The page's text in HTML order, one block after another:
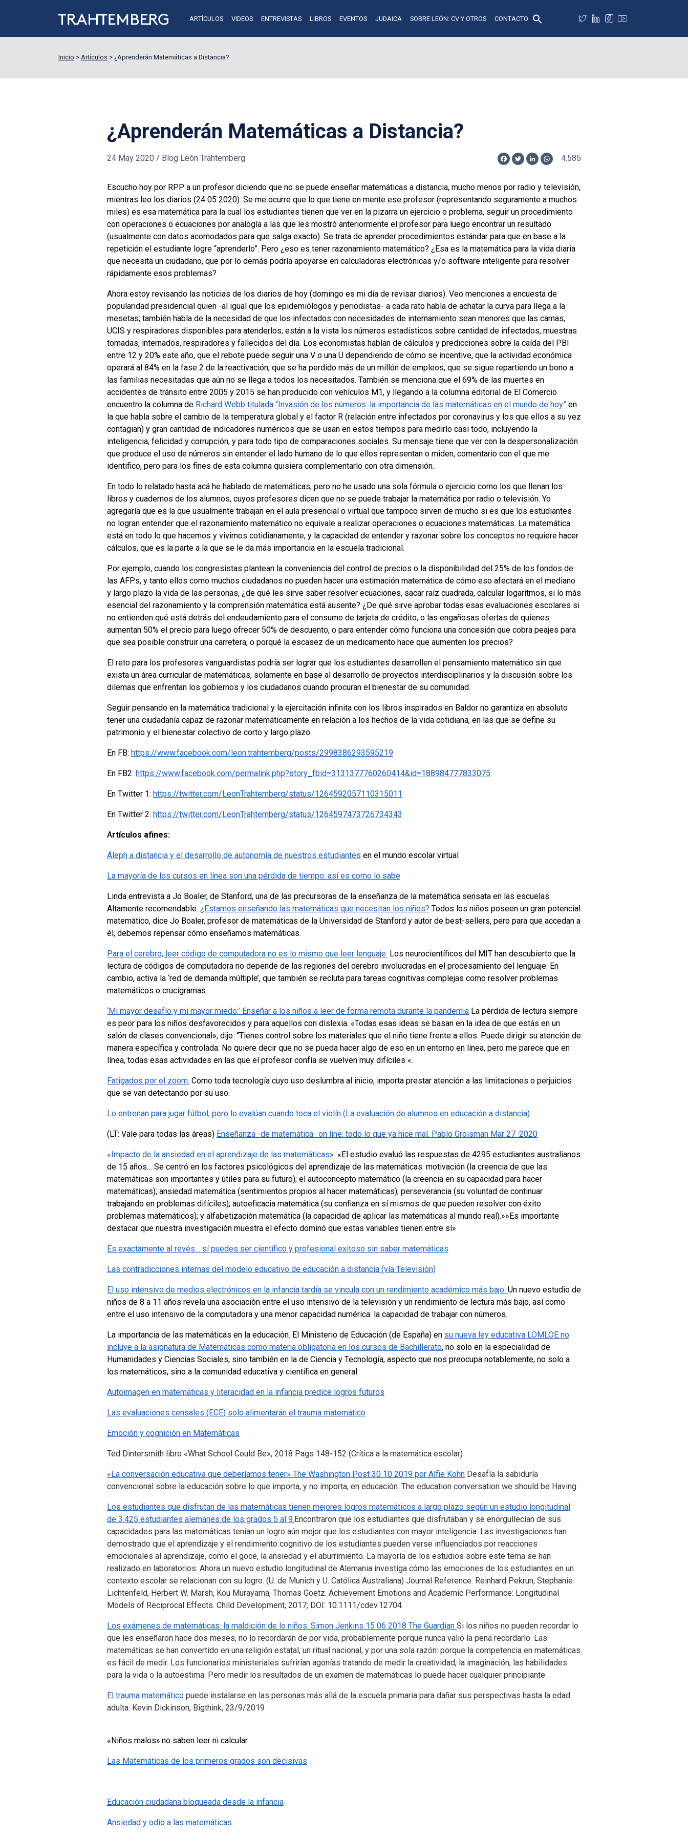
ARTÍCULOS VIDEOS ENTREVISTAS LIBROS EVENTOS JUDAICA SOBRE LEÓN: CV Y OTROS CONTACTO
Inicio > Artículos > ¿Aprenderán Matemáticas a Distancia?
¿Aprenderán Matemáticas a Distancia?
24 May 2020 / Blog León Trahtemberg
Facebook
TwitterLinkedInWhatsApp
4.585
Escucho hoy por RPP a un profesor diciendo que no se puede enseñar matemáticas a distancia, mucho menos por radio y televisión,
mientras leo los diarios (24 05 2020). Se me ocurre que lo que tiene en mente ese profesor (representando seguramente a muchos
miles) es esa matemática para la cual los estudiantes tienen que ver en la pizarra un ejercicio o problema, seguir un procedimiento
con operaciones o ecuaciones por analogía a las que les mostró anteriormente el profesor para luego encontrar un resultado
(usualmente con datos acomodados para que salga exacto). Se trata de aprender procedimientos estándar para que en base a la
repetición el estudiante logre “aprenderlo”. Pero ¿eso es tener razonamiento matemático? ¿Esa es la matemática para la vida diaria
que necesita un ciudadano, que por lo demás podría apoyarse en calculadoras electrónicas y/o software inteligente para resolver
rápidamente esos problemas?
Ahora estoy revisando las noticias de los diarios de hoy (domingo es mi día de revisar diarios). Veo menciones a encuesta de
popularidad presidencial quien -al igual que los epidemiólogos y periodistas- a cada rato habla de achatar la curva para llega a la
mesetas; también habla de la necesidad de que los infectados con necesidades de internamiento sean menores que las camas,
UCIS y respiradores disponibles para atenderlos; están a la vista los números estadísticos sobre cantidad de infectados, muestras
tomadas, internados, respiradores y fallecidos del día. Los economistas hablan de cálculos y predicciones sobre la caída del PBI
entre 12 y 20% este año, que el rebote puede seguir una V o una U dependiendo de cómo se incentive, que la actividad económica
operará al 84% en la fase 2 de la reactivación, que se ha perdido más de un millón de empleos, que se sigue repartiendo un bono a
las familias necesitadas que aún no se llega a todos los necesitados. También se menciona que el 69% de las muertes en
accidentes de tránsito entre 2005 y 2015 se han producido con vehículos M1, y llegando a la columna editorial de El Comercio
encuentro la columna de Richard Webb titulada “Invasión de los números: la importancia de las matemáticas en el mundo de hoy” en
la que habla sobre el cambio de la temperatura global y el factor R (relación entre infectados por coronavirus y los que ellos a su vez
contagian) y gran cantidad de indicadores numéricos que se usan en estos tiempos para medirlo casi todo, incluyendo la
inteligencia, felicidad y corrupción, y para todo tipo de comparaciones sociales. Su mensaje tiene que ver con la despersonalización
que produce el uso de números sin entender el lado humano de lo que ellos representan o miden, comentario con el que me
identifico, pero para los fines de esta columna quisiera complementarlo con otra dimensión.
En todo lo relatado hasta acá he hablado de matemáticas, pero no he usado una sola fórmula o ejercicio como los que llenan los
libros y cuadernos de los alumnos, cuyos profesores dicen que no se puede trabajar la matemática por radio o televisión. Yo
agregaría que es la que usualmente trabajan en el aula presencial o virtual que tampoco sirven de mucho si es que los estudiantes
no logran entender que el razonamiento matemático no equivale a realizar operaciones o ecuaciones matemáticas. La matemática
está en todo lo que hacemos y vivimos cotidianamente, y la capacidad de entender y razonar sobre los conceptos no requiere hacer
cálculos, que es la parte a la que se le da más importancia en la escuela tradicional.
Por ejemplo, cuando los congresistas plantean la conveniencia del control de precios o la disponibilidad del 25% de los fondos de
las AFPs, y tanto ellos como muchos ciudadanos no pueden hacer una estimación matemática de cómo eso afectará en el mediano
y largo plazo la vida de las personas, ¿de qué les sirve saber resolver ecuaciones, sacar raíz cuadrada, calcular logaritmos, si lo más
esencial del razonamiento y la comprensión matemática está ausente? ¿De qué sirve aprobar todas esas evaluaciones escolares si
no entienden qué está detrás del endeudamiento para el consumo de tarjeta de crédito, o las engañosas ofertas de quienes
aumentan 50% el precio para luego ofrecer 50% de descuento, o para entender cómo funciona una concesión que cobra peajes para
que sea posible construir una carretera, o porqué la escasez de un medicamento hace que aumenten los precios?
El reto para los profesores vanguardistas podría ser lograr que los estudiantes desarrollen el pensamiento matemático sin que
exista un área curricular de matemáticas, solamente en base al desarrollo de proyectos interdisciplinarios y la discusión sobre los
dilemas que enfrentan los gobiernos y los ciudadanos cuando procuran el bienestar de su comunidad.
Seguir pensando en la matemática tradicional y la ejercitación infinita con los libros inspirados en Baldor no garantiza en absoluto
tener una ciudadanía capaz de razonar matemáticamente en relación a los hechos de la vida cotidiana, en las que se define su
patrimonio y el bienestar colectivo de corto y largo plazo.
En FB: https://www.facebook.com/leon.trahtemberg/posts/2998386293595219
En FB2: https://www.facebook.com/permalink.php?story_fbid=3131377760260414&id=188984777833075
En Twitter 1: https://twitter.com/LeonTrahtemberg/status/1264592057110315011
En Twitter 2: https://twitter.com/LeonTrahtemberg/status/1264597473726734343
Artículos afines:
Áleph a distancia y el desarrollo de autonomía de nuestros estudiantes en el mundo escolar virtual
La mayoría de los cursos en línea son una pérdida de tiempo: así es como lo sabe
Linda entrevista a Jo Boaler, de Stanford, una de las precursoras de la enseñanza de la matemática sensata en las escuelas.
Altamente recomendable. ¿Estamos enseñando las matemáticas que necesitan los niños? Todos los niños poseen un gran potencial
matemático, dice Jo Boaler, profesor de matemáticas de la Universidad de Stanford y autor de best-sellers, pero para que accedan a
él, debemos repensar cómo enseñamos matemáticas.
Para el cerebro, leer código de computadora no es lo mismo que leer lenguaje. Los neurocientíficos del MIT han descubierto que la
lectura de códigos de computadora no depende de las regiones del cerebro involucradas en el procesamiento del lenguaje. En
cambio, activa la ‘red de demanda múltiple’, que también se recluta para tareas cognitivas complejas como resolver problemas
matemáticos o crucigramas.
‘Mi mayor desafío y mi mayor miedo:’ Enseñar a los niños a leer de forma remota durante la pandemia La pérdida de lectura siempre
es peor para los niños desfavorecidos y para aquellos con dislexia. «Todas esas ideas se basan en la idea de que estás en un
salón de clases convencional», dijo. “Tienes control sobre los materiales que el niño tiene frente a ellos. Puede dirigir su atención de
manera específica y controlada. No quiere decir que no se pueda hacer algo de eso en un entorno en línea, pero me parece que en
línea, todas esas actividades en las que el profesor confía se vuelven muy difíciles «.
Fatigados por el zoom. Como toda tecnología cuyo uso deslumbra al inicio, importa prestar atención a las limitaciones o perjuicios
que se van detectando por su uso.
Lo entrenan para jugar fútbol, pero lo evalúan cuando toca el violín (La evaluación de alumnos en educación a distancia)
(LT: Vale para todas las áreas) Enseñanza -de matemática- on line: todo lo que ya hice mal. Pablo Groisman Mar 27 ·2020
«Impacto de la ansiedad en el aprendizaje de las matemáticas». «El estudio evaluó las respuestas de 4295 estudiantes australianos
de 15 años… Se centró en los factores psicológicos del aprendizaje de las matemáticas: motivación (la creencia de que las
matemáticas son importantes y útiles para su futuro); el autoconcepto matemático (la creencia en su capacidad para hacer
matemáticas); ansiedad matemática (sentimientos propios al hacer matemáticas); perseverancia (su voluntad de continuar
trabajando en problemas difíciles); autoeficacia matemática (su confianza en sí mismos de que pueden resolver con éxito
problemas matemáticos); y alfabetización matemática (la capacidad de aplicar las matemáticas al mundo real).»»Es importante
destacar que nuestra investigación muestra el efecto dominó que estas variables tienen entre sí»
Es exactamente al revés… sí puedes ser científico y profesional exitoso sin saber matemáticas
Las contradicciones internas del modelo educativo de educación a distancia (vía Televisión)
El uso intensivo de medios electrónicos en la infancia tardía se vincula con un rendimiento académico más bajo. Un nuevo estudio de
niños de 8 a 11 años revela una asociación entre el uso intensivo de la televisión y un rendimiento de lectura más bajo, así como
entre el uso intensivo de la computadora y una menor capacidad numérica: la capacidad de trabajar con números.
La importancia de las matemáticas en la educación. El Ministerio de Educación (de España) en su nueva ley educativa LOMLOE no
incluye a la asignatura de Matemáticas como materia obligatoria en los cursos de Bachillerato, no solo en la especialidad de
Humanidades y Ciencias Sociales, sino también en la de Ciencia y Tecnología, aspecto que nos preocupa notablemente, no solo a
los matemáticos, sino a la comunidad educativa y científica en general.
Autoimagen en matemáticas y literacidad en la infancia predice logros futuros
Las evaluaciones censales (ECE) solo alimentarán el trauma matemático
Emoción y cognición en Matemáticas
Ted Dintersmith libro «What School Could Be», 2018 Pags 148-152 (Crítica a la matemática escolar)
«La conversación educativa que deberíamos tener» The Washington Post 30 10 2019 por Alfie Kohn Desafía la sabiduría
convencional sobre la educación sobre lo que importa, y no importa, en educación. The education conversation we should be Having
Los estudiantes que disfrutan de las matemáticas tienen mejores logros matemáticos a largo plazo según un estudio longitudinal
de 3.425 estudiantes alemanes de los grados 5 al 9.Encontraron que los estudiantes que disfrutaban y se enorgullecían de sus
capacidades para las matemáticas tenían un logro aún mejor que los estudiantes con mayor inteligencia. Las investigaciones han
demostrado que el aprendizaje y el rendimiento cognitivo de los estudiantes pueden verse influenciados por reacciones
emocionales al aprendizaje, como el goce, la ansiedad y el aburrimiento. La mayoría de los estudios sobre este tema se han
realizado en laboratorios. Ahora un nuevo estudio longitudinal de Alemania investiga cómo las emociones de los estudiantes en un
contexto escolar se relacionan con su logro. (U. de Munich y U. Católica Australiana) Journal Reference: Reinhard Pekrun, Stephanie
Lichtenfeld, Herbert W. Marsh, Kou Murayama, Thomas Goetz. Achievement Emotions and Academic Performance: Longitudinal
Models of Reciprocal Effects. Child Development, 2017; DOI: 10.1111/cdev.12704
Los exámenes de matemáticas: la maldición de lo niños. Simon Jenkins 15 06 2018 The Guardian Si los niños no pueden recordar lo
que les enseñaron hace dos meses, no lo recordarán de por vida, probablemente porque nunca valió la pena recordarlo. Las
matemáticas se han convertido en una religión estatal, un ritual nacional, y por una sola razón: porque la competencia en matemáticas
es fácil de medir. Los funcionarios ministeriales sufrirían agonías tratando de medir la creatividad, la imaginación, las habilidades
para la vida o la autoestima. Pero medir los resultados de un examen de matemáticas lo puede hacer cualquier principiante
El trauma matemático puede instalarse en las personas más allá de la escuela primaria para dañar sus perspectivas hasta la edad
adulta. Kevin Dickinson, Bigthink, 23/9/2019
«Niños malos»:no saben leer ni calcular
Las Matemáticas de los primeros grados son decisivas
Educación ciudadana bloqueada desde la infancia
Ansiedad y odio a las matemáticas